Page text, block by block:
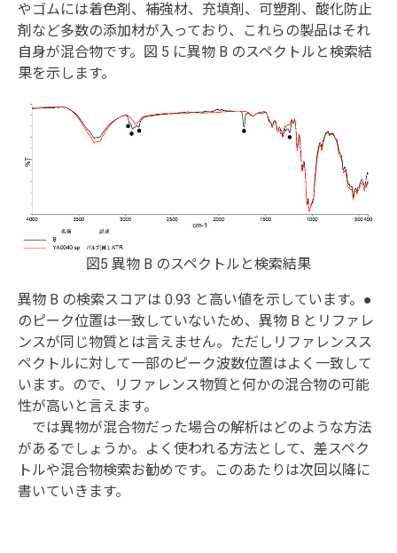
やゴムには着色剤、補強材、充填剤、可塑剤、酸化防止
剤など多数の添加材が入っており、これらの製品はそれ
自身が混合物です。図 5 に異物 B のスペクトルと検索結
果を示します。
図5 異物 B のスペクトルと検索結果
異物 B の検索スコアは 0.93 と高い値を示しています。●
のピーク位置は一致していないため、異物 B とリファレ
ンスが同じ物質とは言えません。ただしリファレンスス
ペクトルに対して一部のピーク波数位置はよく一致して
います。ので、リファレンス物質と何かの混合物の可能
性が高いと言えます。
では異物が混合物だった場合の解析はどのような方法
があるでしょうか。よく使われる方法として、差スペク
トルや混合物検索お勧めです。このあたりは次回以降に
書いていきます。